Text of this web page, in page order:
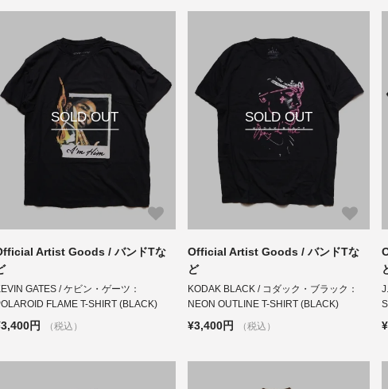
SOLD OUT
Artist Goods / バンドTな
GATES / ケビン・ゲーツ：
FLAME T-SHIRT (BLACK)
円 （税込）
SOLD OUT
Official Artist Goods / バンドTな
ど
KODAK BLACK / コダック・ブラック：
NEON OUTLINE T-SHIRT (BLACK)
¥3,400円 （税込）